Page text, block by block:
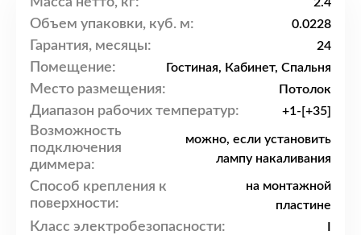
2.4
Объем упаковки, куб. м: 0.0228
Гарантия, месяцы: 24
Помещение: Гостиная, Кабинет, Спальня
Место размещения: Потолок
Диапазон рабочих температур: +1-[+35]
Возможность
подключения
диммера:
можно, если установить
лампу накаливания
Способ крепления к
поверхности:
на монтажной
пластине
Класс электробезопасности: